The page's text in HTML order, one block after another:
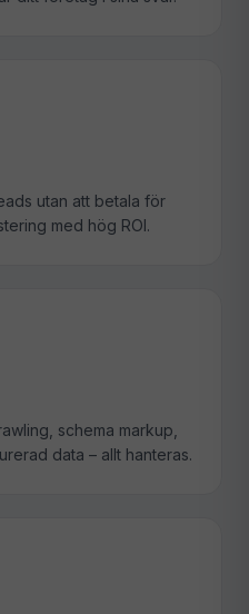
utan att betala för
med hög ROI.
schema markup,
data – allt hanteras.